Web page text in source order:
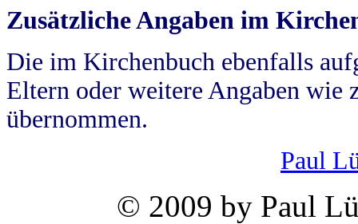
Zusätzliche Angaben im
Die im Kirchenbuch ebenfalls
Eltern oder weitere Angaben wie
übernommen.
Paul
© 2009 by Paul